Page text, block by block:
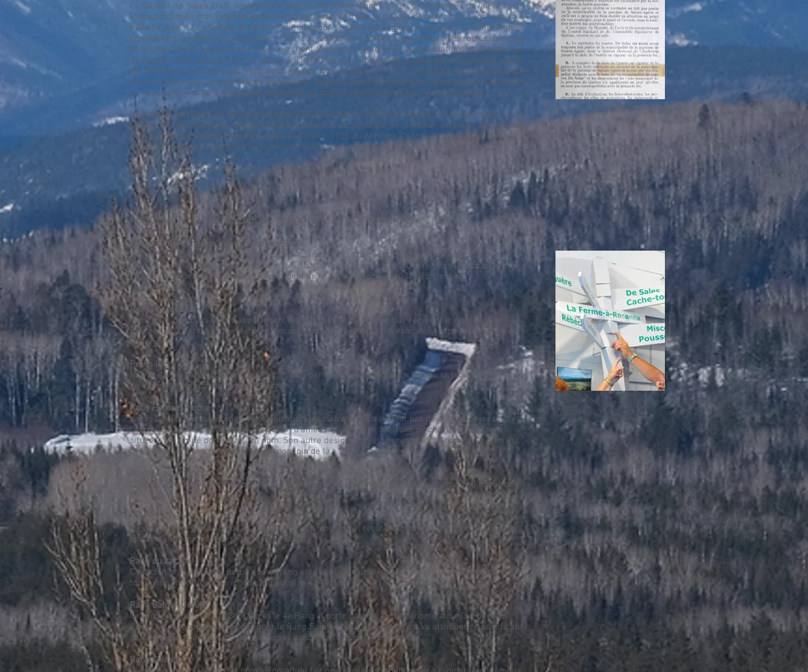
Le Canton de Sales était desservi par l’église de Sainte-Agnès et les propriétaires payaient leurs
taxes au conseil municipal de cette même paroisse. Certains résidents devaient parcourir jusqu’à 8
milles à pied ou en voiture à traction animale pour se rendre à l’église, au village, de Sainte-Agnès.
Considérant les difficultés auxquelles font face les familles nombreuses, mauvaises routes, la neige
et le grand froid, quelques hommes cherchent le moyen d’améliorer leurs situations et décident de
demander la construction d’une église à l’archevêché de Chicoutimi, auquel est attachée la région
de Charlevoix. L’accueil est froid pour ne pas dire négatif. En 1931, un prêtre de Saint-Hilarion
contacte Monsieur Joseph Girard, instigateur de cette démarche, pour lui conseiller de s’adresser
au gouvernement du Québec pour demander un conseil municipal pour le Canton de Sales.
Quoique le territoire ne soit pas attaché à la municipalité de Sainte-Agnès, parce que situé sur la
Seigneurie Mont Murray, Joseph Girard poursuit avec ténacité et persévérance ses démarches
durant quatre années. Il obtient, enfin, en février 1935 du Ministre Charles Rochette, un arrêté en
conseil décrétant le territoire de Canton de Sales en municipalité.
En 1947, le Canton de Sales fera place à Notre-Dame-des-Monts.
Toponymie des différents rangs de la municipalité
Rang Sainte-Christine (rang Cache-toé Ben)
Il paraîtrait qu’un certain monsieur Saint-Aubin construisait des cachettes, appelées caches,
utilisées pour la chasse aux canards sur les battures de la rivière du Gouffre. Ainsi, lorsque les
chasseurs désiraient s’y rendre, ils parlaient de la cache à Aubin, d’où la déformation
cache-toé Ben.
Rang Miscoutine
Vers 1800, quelques terres appartenant à la Seigneurie de Murray Bay reçurent le nom de petite
miscoutine. C’est de là que vient le nom de Miscoutine attribué à ce rang. Aussi appelé rang Sainte-
Philomène.
Petits lots
Nommé ainsi parce que l’endroit était habité par quelques défricheurs. Ce lieu se trouve à l’arrière
de la montagne appelée Pousse-Pioche.
Rang Pousse-Pioche
Lorsqu’a été ouvert ce rang à la colonisation, les cultivateurs n’avaient pas de quoi se payer une
charrue. Ils étaient donc dans l’obligation d’ameublir leur terre avec une pioche. Une montagne
située à proximité porte aussi ce nom. Son autre désignation est le rang Saint-Thomas. Ce nom est
aussi associé à une montagne située non loin de là.
De Sales (Canton)
Ce toponyme rappelle probablement le nom d’Edmond de Sales Laterrière, un ancien seigneur des
Éboulements.
Rang Croche
C’est sûrement en raison de la forme de son parcours qu’il reçût ce toponyme. C’est la désignation
que l’on utilise pour décrire le 2e Rang Ouest.
Rang du Lac
C’est tout probablement parce que ce rang est situé à proximité du lac Nairne qu’il reçût ainsi ce
toponyme. Il est question ici du rang numéro 4.
Rang Sainte-Ursule
Ce rang se situe entre le 3e Rang et le 4e Rang. Il porte comme autre dénomination Cul-de-Sac.
C’est l’autre toponyme pour désigner le Rang Sainte-Ursule. Le rang s’est vu attribuer ce qualificatif
parce que son parcours ne débouche pas donc il se termine en cul-de-sac.
Rang Chicago